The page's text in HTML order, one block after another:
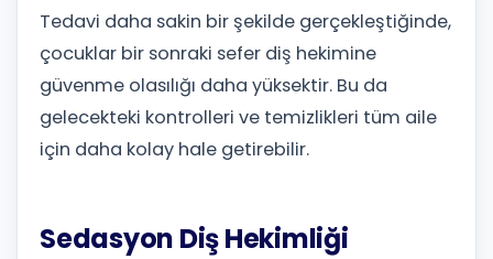
Tedavi daha sakin bir şekilde gerçekleştiğinde,
çocuklar bir sonraki sefer diş hekimine
güvenme olasılığı daha yüksektir. Bu da
gelecekteki kontrolleri ve temizlikleri tüm aile
için daha kolay hale getirebilir.
Sedasyon Diş Hekimliği